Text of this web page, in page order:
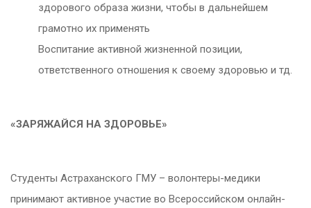
здорового образа жизни, чтобы в дальнейшем
грамотно их применять
Воспитание активной жизненной позиции,
ответственного отношения к своему здоровью и тд.
«ЗАРЯЖАЙСЯ НА ЗДОРОВЬЕ»
Студенты Астраханского ГМУ – волонтеры-медики
принимают активное участие во Всероссийском онлайн-